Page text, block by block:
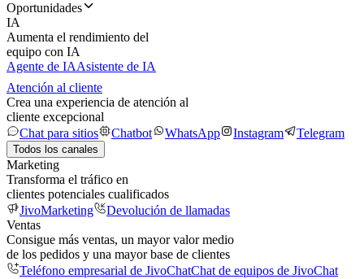
Oportunidades
IA
Aumenta el rendimiento del
equipo con IA
Agente de IAAsistente de IA
Atención al cliente
Crea una experiencia de atención al
cliente excepcional
Chat para sitios
Chatbot WhatsApp Instagram Telegram
Todos los canales
Marketing
Transforma el tráfico en
clientes potenciales cualificados
JivoMarketing
Devolución de llamadas
Ventas
Consigue más ventas, un mayor valor medio
de los pedidos y una mayor base de clientes
Teléfono empresarial de JivoChatChat de equipos de JivoChat